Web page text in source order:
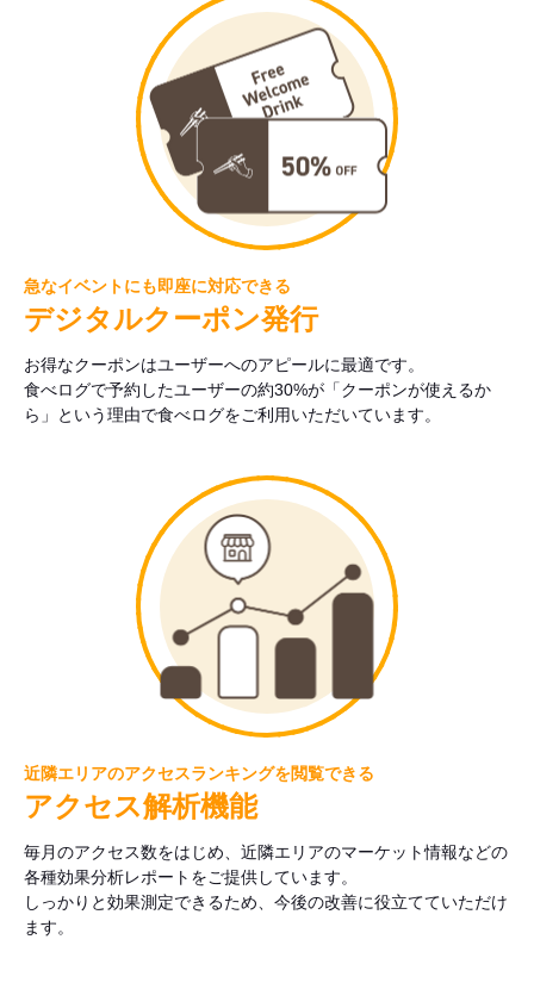
急なイベントにも即座に対応できる
デジタルクーポン発行
お得なクーポンはユーザーへのアピールに最適です。
食べログで予約したユーザーの約30%が「クーポンが使えるか
ら」という理由で食べログをご利用いただいています。
近隣エリアのアクセスランキングを閲覧できる
アクセス解析機能
毎月のアクセス数をはじめ、近隣エリアのマーケット情報などの
各種効果分析レポートをご提供しています。
しっかりと効果測定できるため、今後の改善に役立てていただけ
ます。